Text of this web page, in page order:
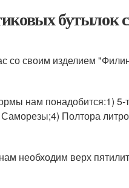
со своим изделием
нам понадобится:1) 5-
Полтора
необходим верх